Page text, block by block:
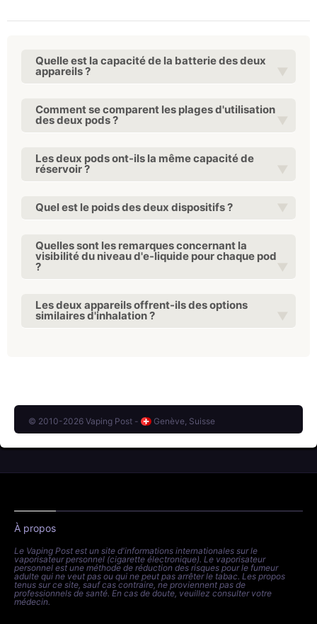
Quelle est la capacité de la batterie des deux
appareils ?
Comment se comparent les plages d'utilisation
des deux pods ?
Les deux pods ont-ils la même capacité de
réservoir ?
Quel est le poids des deux dispositifs ?
Quelles sont les remarques concernant la
visibilité du niveau d'e-liquide pour chaque pod
?
Les deux appareils offrent-ils des options
similaires d'inhalation ?
© 2010-2026 Vaping Post - Genève, Suisse
À propos
Le Vaping Post est un site d'informations internationales sur le
vaporisateur personnel (cigarette électronique). Le vaporisateur
personnel est une méthode de réduction des risques pour le fumeur
adulte qui ne veut pas ou qui ne peut pas arrêter le tabac. Les propos
tenus sur ce site, sauf cas contraire, ne proviennent pas de
professionnels de santé. En cas de doute, veuillez consulter votre
médecin.